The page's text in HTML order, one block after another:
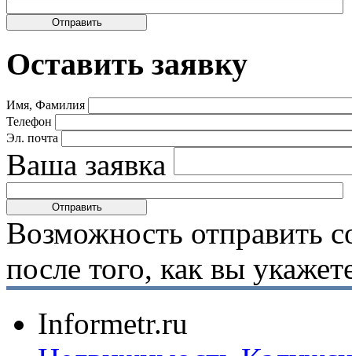
Оставить заявку
Имя, Фамилия
Телефон
Эл. почта
Ваша заявка
Возможность отправить
после того, как вы
Informetr.ru